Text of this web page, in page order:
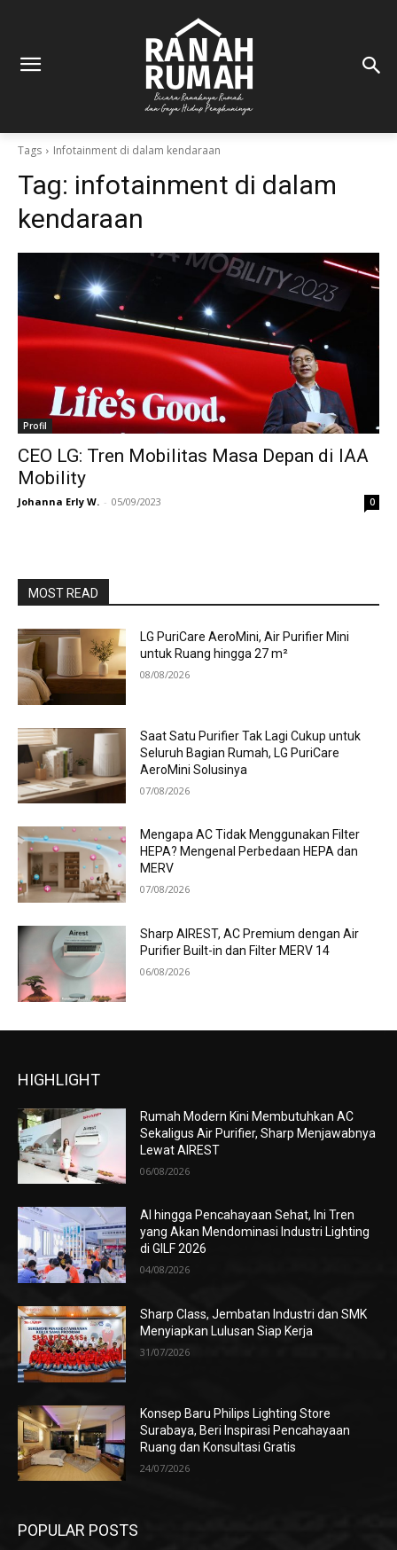
Tags Infotainment di dalam kendaraan
Tag: infotainment di dalam
kendaraan
Profil
CEO LG: Tren Mobilitas Masa Depan di IAA
Mobility
Johanna Erly W. - 05/09/2023 0
MOST READ
LG PuriCare AeroMini, Air Purifier Mini
untuk Ruang hingga 27 m²
08/08/2026
Saat Satu Purifier Tak Lagi Cukup untuk
Seluruh Bagian Rumah, LG PuriCare
AeroMini Solusinya
07/08/2026
Mengapa AC Tidak Menggunakan Filter
HEPA? Mengenal Perbedaan HEPA dan
MERV
07/08/2026
Sharp AIREST, AC Premium dengan Air
Purifier Built-in dan Filter MERV 14
06/08/2026
HIGHLIGHT
Rumah Modern Kini Membutuhkan AC
Sekaligus Air Purifier, Sharp Menjawabnya
Lewat AIREST
06/08/2026
AI hingga Pencahayaan Sehat, Ini Tren
yang Akan Mendominasi Industri Lighting
di GILF 2026
04/08/2026
Sharp Class, Jembatan Industri dan SMK
Menyiapkan Lulusan Siap Kerja
31/07/2026
Konsep Baru Philips Lighting Store
Surabaya, Beri Inspirasi Pencahayaan
Ruang dan Konsultasi Gratis
24/07/2026
POPULAR POSTS